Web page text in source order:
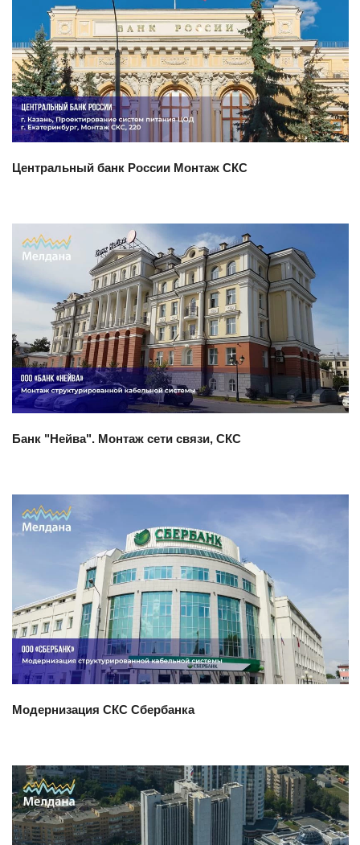
Смотреть проект
Центральный банк России Монтаж СКС
Смотреть проект
Банк "Нейва". Монтаж сети связи, СКС
Смотреть проект
Модернизация СКС Сбербанка